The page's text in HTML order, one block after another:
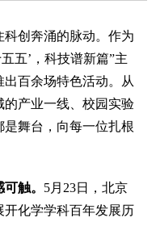
创奔涌的脉动。作为
五’，科技谱新篇”主
百余场特色活动。从
产业一线、校园实验
舞台，向每一位扎根
触。 5月23日，北京
开化学学科百年发展历